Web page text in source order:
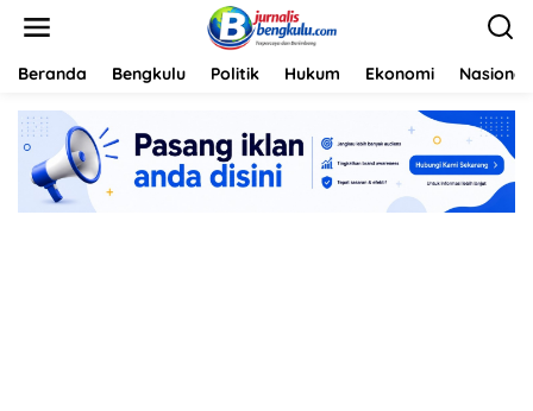
Beranda Bengkulu Politik Hukum Ekonomi Nasional